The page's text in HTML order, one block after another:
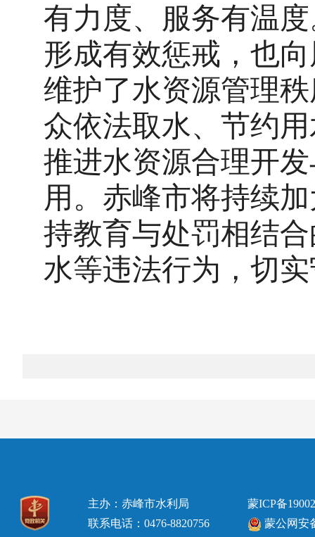
有力度、服务有温
形成有效惩戒，也
维护了水资源管理
众依法取水、节约
推进水资源合理开
用。 赤峰市将持续
持教育与处罚相结
水等违法行为，切
主办：赤峰市水利局
联系电话：0476-8820756
蒙ICP备
蒙公网安